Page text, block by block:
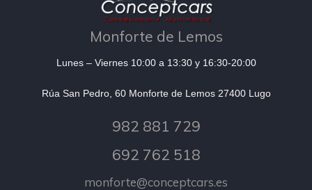
Monforte de Lemos
Lunes – Viernes 10:00 a 13:30 y 16:30-20:00
Rúa San Pedro, 60 Monforte de Lemos 27400 Lugo
982 881 729
692 762 518
monforte@conceptcars.es